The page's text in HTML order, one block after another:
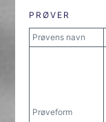
PRØVER
Prøvens navn
Prøveform